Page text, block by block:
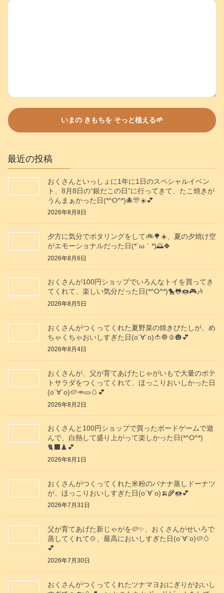
最近の投稿
おくさんといっしょに1年に1日のスペシャルイベン
ト、8月8日の“銀だこの日”に行ってきて、たこ焼きが
うんまぁかった日(*^O^*)🐙🎊☀️💕
2026年8月8日
夕方に気分でポタリングをして🚲️🌳☀️、夏の夕焼け空
がエモーショナルだった日(⁠*⁠´⁠ω⁠｀⁠*⁠)🌅🍀
2026年8月6日
おくさんが100円ショップでいろんなトイを買ってき
てくれて、楽しい気分だった日(*^O^*)🐤🐸🍩🎮️🎶
2026年8月5日
おくさんがつくってくれた夏野菜の焼きびたしが、め
ちゃくちゃおいしすぎた日(о´∀`о)🍅🧅🫑🎃💕
2026年8月4日
おくさんが、父が育てあげたじゃがいもで大量のポテ
トサラダをつくってくれて、ほっこりおいしかった日
(о´∀`о)🥔🥕🥒🥚💕
2026年8月2日
おくさんと100円ショップで買ったボードゲームで遊
んで、白熱して盛り上がって楽しかった日(*^O^*)
🐈‍⬛♟️💕
2026年8月1日
おくさんがつくってくれた米粉のバナナ蒸しドーナツ
が、ほっこりおいしすぎた日(о´∀`о)🍌🌾🍩💕
2026年7月31日
父が育てあげた新じゃがを🥔✨️、おくさんがせいろで
蒸してくれて🍲、最高においしすぎた日(о´∀`о)🥔🥚
💕
2026年7月30日
おくさんがつくってくれたツナマヨおにぎりがおいし